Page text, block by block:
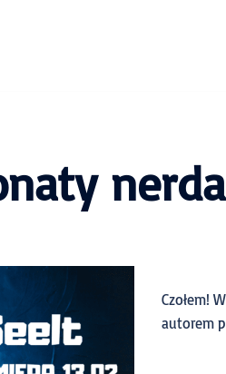
nerda
Czołem!
autorem